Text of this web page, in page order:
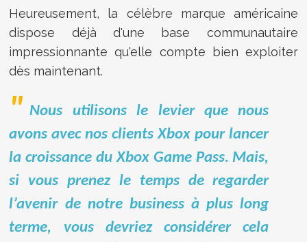
Heureusement, la célèbre marque américaine
dispose déjà d'une base communautaire
impressionnante qu'elle compte bien exploiter
dès maintenant.
Nous utilisons le levier que nous
avons avec nos clients Xbox pour lancer
la croissance du Xbox Game Pass. Mais,
si vous prenez le temps de regarder
l’avenir de notre business à plus long
terme, vous devriez considérer cela